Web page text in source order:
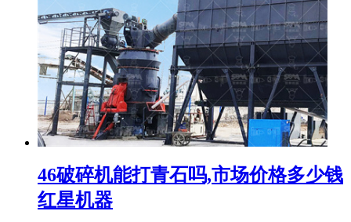
46破碎机能打青石吗,市场价格多少钱
红星机器